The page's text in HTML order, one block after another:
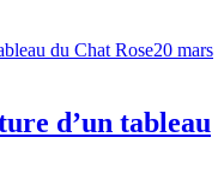
20 mars
d’un tableau